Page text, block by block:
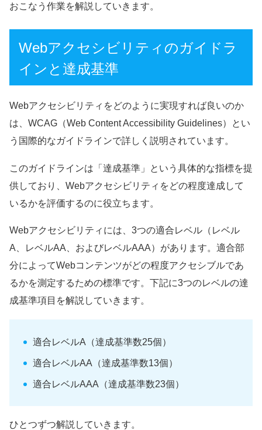
おこなう作業を解説していきます。
Webアクセシビリティのガイドラ
インと達成基準
Webアクセシビリティをどのように実現すれば良いのか
は、WCAG（Web Content Accessibility Guidelines）とい
う国際的なガイドラインで詳しく説明されています。
このガイドラインは「達成基準」という具体的な指標を提
供しており、Webアクセシビリティをどの程度達成して
いるかを評価するのに役立ちます。
Webアクセシビリティには、3つの適合レベル（レベル
A、レベルAA、およびレベルAAA）があります。適合部
分によってWebコンテンツがどの程度アクセシブルであ
るかを測定するための標準です。下記に3つのレベルの達
成基準項目を解説していきます。
適合レベルA（達成基準数25個）
適合レベルAA（達成基準数13個）
適合レベルAAA（達成基準数23個）
ひとつずつ解説していきます。